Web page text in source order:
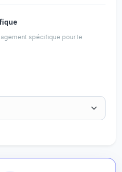
spécifique pour le